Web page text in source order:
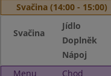
Svačina (14:00 - 15:00)
Svačina
Jídlo
Doplněk
Nápoj
Menu
Chod